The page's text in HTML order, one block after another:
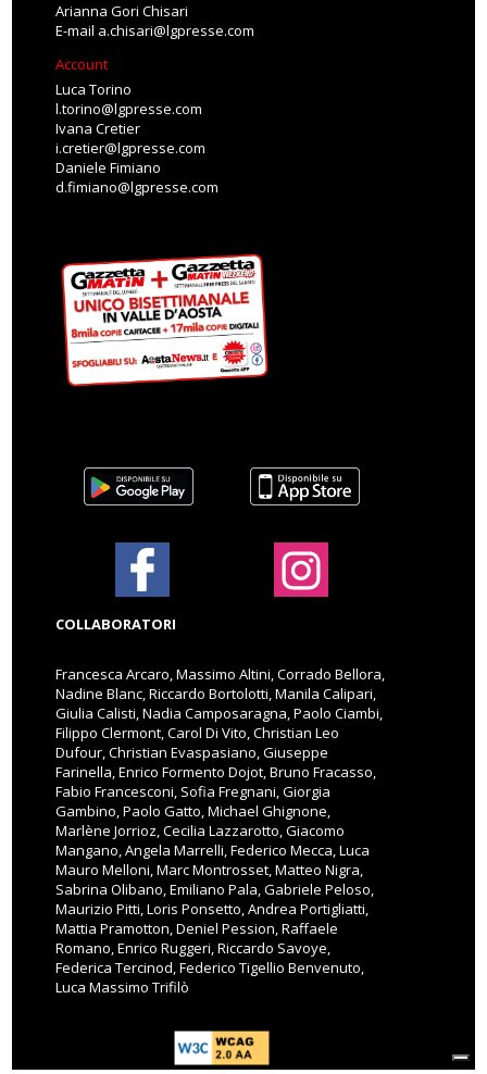
Arianna Gori Chisari
E-mail a.chisari@lgpresse.com
Account
Luca Torino
l.torino@lgpresse.com
Ivana Cretier
i.cretier@lgpresse.com
Daniele Fimiano
d.fimiano@lgpresse.com
COLLABORATORI
Francesca Arcaro, Massimo Altini, Corrado Bellora,
Nadine Blanc, Riccardo Bortolotti, Manila Calipari,
Giulia Calisti, Nadia Camposaragna, Paolo Ciambi,
Filippo Clermont, Carol Di Vito, Christian Leo
Dufour, Christian Evaspasiano, Giuseppe
Farinella, Enrico Formento Dojot, Bruno Fracasso,
Fabio Francesconi, Sofia Fregnani, Giorgia
Gambino, Paolo Gatto, Michael Ghignone,
Marlène Jorrioz, Cecilia Lazzarotto, Giacomo
Mangano, Angela Marrelli, Federico Mecca, Luca
Mauro Melloni, Marc Montrosset, Matteo Nigra,
Sabrina Olibano, Emiliano Pala, Gabriele Peloso,
Maurizio Pitti, Loris Ponsetto, Andrea Portigliatti,
Mattia Pramotton, Deniel Pession, Raffaele
Romano, Enrico Ruggeri, Riccardo Savoye,
Federica Tercinod, Federico Tigellio Benvenuto,
Luca Massimo Trifilò